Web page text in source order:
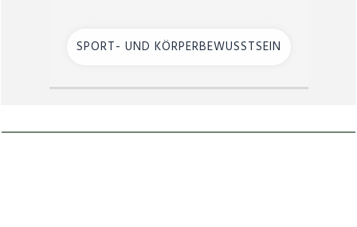
SPORT- UND KÖRPERBEWUSSTSEIN